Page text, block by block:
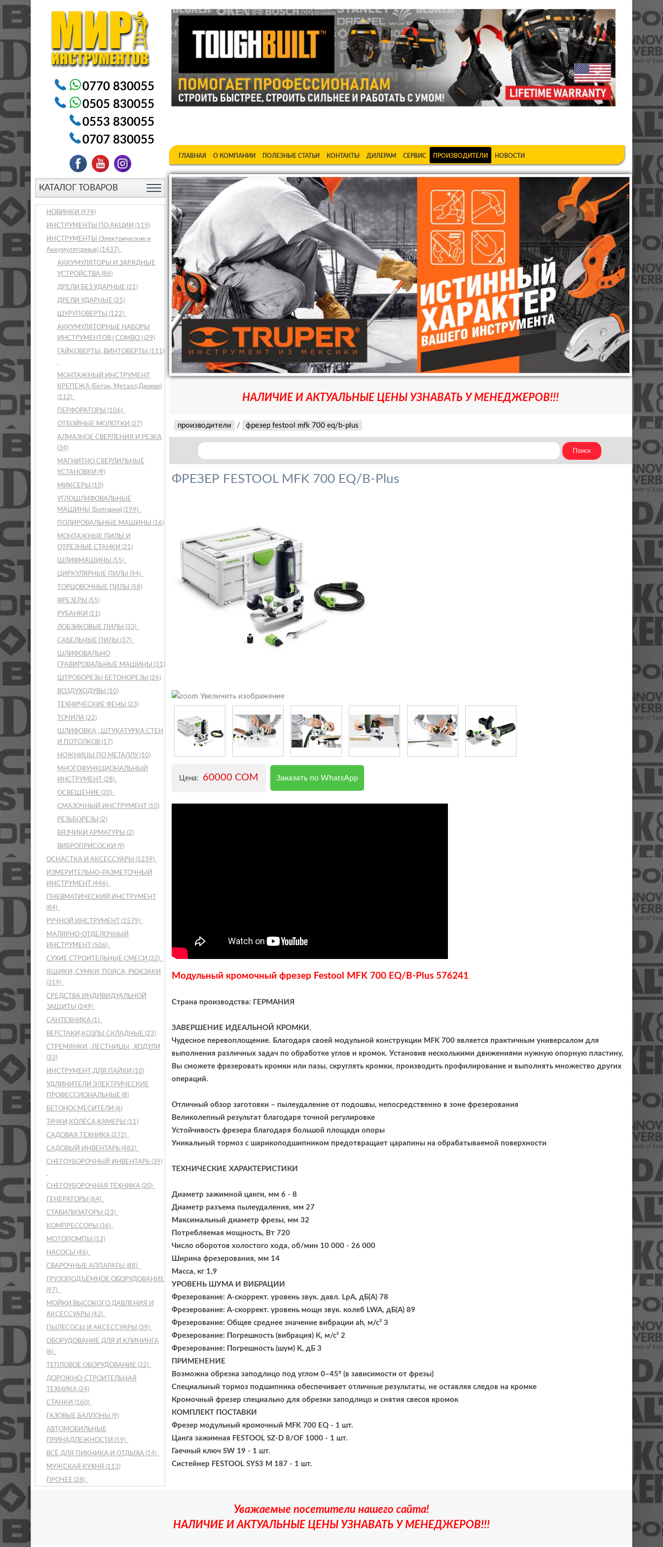
0770 830055
0505 830055
0553 830055
0707 830055
ГЛАВНАЯ О КОМПАНИИ ПОЛЕЗНЫЕ СТАТЬИ КОНТАКТЫ ДИЛЕРАМ СЕРВИС ПРОИЗВОДИТЕЛИ НОВОСТИ
КАТАЛОГ ТОВАРОВ
НОВИНКИ (974)
ИНСТРУМЕНТЫ ПО АКЦИИ (119)
ИНСТРУМЕНТЫ (Электрические и
Аккумуляторные) (1437)
АККУМУЛЯТОРЫ И ЗАРЯДНЫЕ
УСТРОЙСТВА (86)
ДРЕЛИ БЕЗ УДАРНЫЕ (21)
ДРЕЛИ УДАРНЫЕ (25)
ШУРУПОВЕРТЫ (122)
АККУМУЛЯТОРНЫЕ НАБОРЫ
ИНСТРУМЕНТОВ ( COMBO ) (29)
ГАЙКОВЕРТЫ, ВИНТОВЕРТЫ (111)
МОНТАЖНЫЙ ИНСТРУМЕНТ
КРЕПЕЖА (Бетон, Металл,Дерево)
(112)
ПЕРФОРАТОРЫ (106)
ОТБОЙНЫЕ МОЛОТКИ (27)
АЛМАЗНОЕ СВЕРЛЕНИЯ И РЕЗКА
(34)
МАГНИТНО СВЕРЛИЛЬНЫЕ
УСТАНОВКИ (9)
МИКСЕРЫ (10)
УГЛОШЛИФОВАЛЬНЫЕ
МАШИНЫ (Болгарки) (199)
ПОЛИРОВАЛЬНЫЕ МАШИНЫ (16)
МОНТАЖНЫЕ ПИЛЫ И
ОТРЕЗНЫЕ СТАНКИ (21)
ШЛИФМАШИНЫ (55)
ЦИРКУЛЯРНЫЕ ПИЛЫ (94)
ТОРЦОВОЧНЫЕ ПИЛЫ (58)
ФРЕЗЕРЫ (55)
РУБАНКИ (11)
ЛОБЗИКОВЫЕ ПИЛЫ (33)
САБЕЛЬНЫЕ ПИЛЫ (37)
ШЛИФОВАЛЬНО
ГРАВИРОВАЛЬНЫЕ МАШИНЫ (31)
ШТРОБОРЕЗЫ БЕТОНОРЕЗЫ (26)
ВОЗДУХОДУВЫ (10)
ТЕХНИЧЕСКИЕ ФЕНЫ (23)
ТОЧИЛА (22)
ШЛИФОВКА , ШТУКАТУРКА СТЕН
И ПОТОЛКОВ (17)
НОЖНИЦЫ ПО МЕТАЛЛУ (10)
МНОГОФУНКЦИОНАЛЬНЫЙ
ИНСТРУМЕНТ (28)
ОСВЕЩЕНИЕ (20)
СМАЗОЧНЫЙ ИНСТРУМЕНТ (10)
РЕЗЬБОРЕЗЫ (2)
ВЯЗЧИКИ АРМАТУРЫ (2)
ВИБРОПРИСОСКИ (9)
ОСНАСТКА И АКСЕССУАРЫ (1239)
ИЗМЕРИТЕЛЬНО-РАЗМЕТОЧНЫЙ
ИНСТРУМЕНТ (446)
ПНЕВМАТИЧЕСКИЙ ИНСТРУМЕНТ
(84)
РУЧНОЙ ИНСТРУМЕНТ (1579)
МАЛЯРНО-ОТДЕЛОЧНЫЙ
ИНСТРУМЕНТ (506)
СУХИЕ СТРОИТЕЛЬНЫЕ СМЕСИ (22)
ЯЩИКИ, СУМКИ, ПОЯСА, РЮКЗАКИ
(319)
СРЕДСТВА ИНДИВИДУАЛЬНОЙ
ЗАЩИТЫ (249)
САНТЕХНИКА (1)
ВЕРСТАКИ,КОЗЛЫ СКЛАДНЫЕ (23)
СТРЕМЯНКИ , ЛЕСТНИЦЫ , ХОДУЛИ
(33)
ИНСТРУМЕНТ ДЛЯ ПАЙКИ (10)
УДЛИНИТЕЛИ ЭЛЕКТРИЧЕСКИЕ
ПРОФЕССИОНАЛЬНЫЕ (8)
БЕТОНОСМЕСИТЕЛИ (6)
ТАЧКИ,КОЛЁСА,КАМЕРЫ (11)
САДОВАЯ ТЕХНИКА (272)
САДОВЫЙ ИНВЕНТАРЬ (482)
СНЕГОУБОРОЧНЫЙ ИНВЕНТАРЬ (39)
СНЕГОУБОРОЧНАЯ ТЕХНИКА (20)
ГЕНЕРАТОРЫ (64)
СТАБИЛИЗАТОРЫ (23)
КОМПРЕССОРЫ (36)
МОТОПОМПЫ (12)
НАСОСЫ (46)
СВАРОЧНЫЕ АППАРАТЫ (88)
ГРУЗОПОДЪЁМНОЕ ОБОРУДОВАНИЕ
(97)
МОЙКИ ВЫСОКОГО ДАВЛЕНИЯ И
АКСЕССУАРЫ (42)
ПЫЛЕСОСЫ И АКСЕССУАРЫ (39)
ОБОРУДОВАНИЕ ДЛЯ И КЛИНИНГА
(6)
ТЕПЛОВОЕ ОБОРУДОВАНИЕ (32)
ДОРОЖНО-СТРОИТЕЛЬНАЯ
ТЕХНИКА (24)
СТАНКИ (160)
ГАЗОВЫЕ БАЛЛОНЫ (9)
АВТОМОБИЛЬНЫЕ
ПРИНАДЛЕЖНОСТИ (59)
ВСЁ ДЛЯ ПИКНИКА И ОТДЫХА (14)
МУЖСКАЯ КУХНЯ (113)
ПРОЧЕЕ (28)
НАЛИЧИЕ И АКТУАЛЬНЫЕ ЦЕНЫ УЗНАВАТЬ У МЕНЕДЖЕРОВ!!!
производители / фрезер festool mfk 700 eq/b-plus
ФРЕЗЕР FESTOOL MFK 700 EQ/B-Plus
Увеличить изображение
Цена: 60000 COM Заказать по WhatsApp
Модульный кромочный фрезер Festool MFK 700 EQ/B-Plus 576241
Страна производства: ГЕРМАНИЯ
ЗАВЕРШЕНИЕ ИДЕАЛЬНОЙ КРОМКИ.
Чудесное перевоплощение. Благодаря своей модульной конструкции MFK 700 является практичным универсалом для
выполнения различных задач по обработке углов и кромок. Установив несколькими движениями нужную опорную пластину,
Вы сможете фрезеровать кромки или пазы, скруглять кромки, производить профилирование и выполнять множество других
операций.
Отличный обзор заготовки – пылеудаление от подошвы, непосредственно в зоне фрезерования
Великолепный результат благодаря точной регулировке
Устойчивость фрезера благодаря большой площади опоры
Уникальный тормоз с шарикоподшипником предотвращает царапины на обрабатываемой поверхности
ТЕХНИЧЕСКИЕ ХАРАКТЕРИСТИКИ
Диаметр зажимной цанги, мм 6 - 8
Диаметр разъема пылеудаления, мм 27
Максимальный диаметр фрезы, мм 32
Потребляемая мощность, Вт 720
Число оборотов холостого хода, об/мин 10 000 - 26 000
Ширина фрезерования, мм 14
Масса, кг 1,9
УРОВЕНЬ ШУМА И ВИБРАЦИИ
Фрезерование: A-скоррект. уровень звук. давл. LpA, дБ(A) 78
Фрезерование: A-скоррект. уровень мощн звук. колеб LWA, дБ(A) 89
Фрезерование: Общее среднее значение вибрации ah, м/с² 3
Фрезерование: Погрешность (вибрация) K, м/с² 2
Фрезерование: Погрешность (шум) K, дБ 3
ПРИМЕНЕНИЕ
Возможна обрезка заподлицо под углом 0–45° (в зависимости от фрезы)
Специальный тормоз подшипника обеспечивает отличные результаты, не оставляя следов на кромке
Кромочный фрезер специально для обрезки заподлицо и снятия свесов кромок
КОМПЛЕКТ ПОСТАВКИ
Фрезер модульный кромочный MFK 700 EQ - 1 шт.
Цанга зажимная FESTOOL SZ-D 8/OF 1000 - 1 шт.
Гаечный ключ SW 19 - 1 шт.
Систейнер FESTOOL SYS3 M 187 - 1 шт.
Уважаемые посетители нашего сайта!
НАЛИЧИЕ И АКТУАЛЬНЫЕ ЦЕНЫ УЗНАВАТЬ У МЕНЕДЖЕРОВ!!!